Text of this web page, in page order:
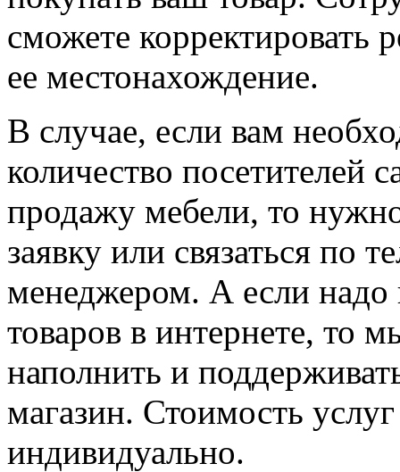
сможете корректировать
ее местонахождение.
В случае, если вам
количество посетителей
продажу мебели, то
заявку или связаться по
менеджером. А если надо
товаров в интернете, то
наполнить и
магазин. Стоимость
индивидуально.